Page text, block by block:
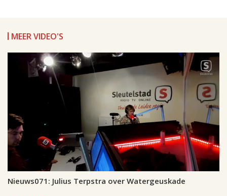
MEER VIDEO'S
Nieuws071: Julius Terpstra over Watergeuskade